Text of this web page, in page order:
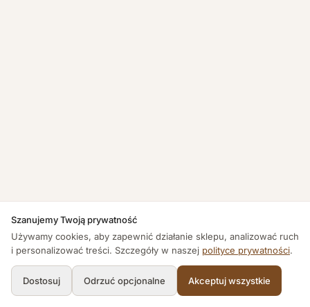
Szanujemy Twoją prywatność
Używamy cookies, aby zapewnić działanie sklepu, analizować ruch
i personalizować treści. Szczegóły w naszej polityce prywatności.
Dostosuj Odrzuć opcjonalne Akceptuj wszystkie